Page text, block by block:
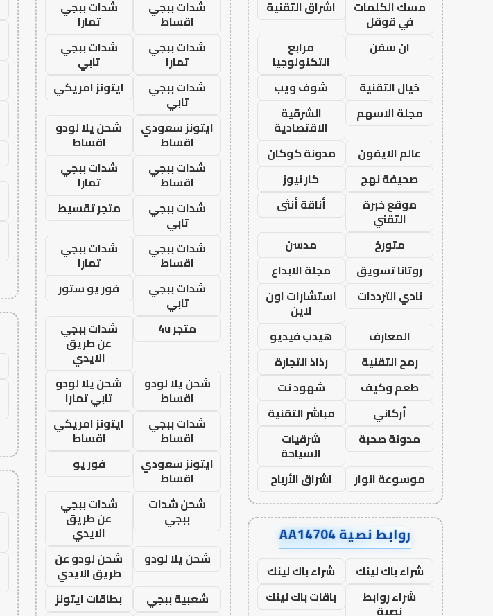
مسك الكلمات
في قوقل
اشراق التقنية
ان سفن
مرابع
التكنولوجيا
خيال التقنية
شوف ويب
مجلة الاسهم
الشرقية
الاقتصادية
عالم الايفون
مدونة كوكان
صحيفة نهج
كار نيوز
موقع خبرة
التقني
أناقة أنثى
متورخ
مدسن
روتانا تسويق
مجلة الابداع
نادي الترددات
استشارات اون
لاين
المعارف
هيدب فيديو
رمح التقنية
رذاذ التجارة
طعم وكيف
شهود نت
أركاني
مباشر التقنية
مدونة صحبة
شرقيات
السياحة
موسوعة انوار
اشراق الأرباح
روابط نصية AA14704
شراء باك لينك
شراء باك لينك
شراء روابط
نصية
باقات باك لينك
شدات ببجي
اقساط
شدات ببجي
تمارا
شدات ببجي
تمارا
شدات ببجي
تابي
شدات ببجي
تابي
ايتونز امريكي
ايتونز سعودي
اقساط
شحن يلا لودو
اقساط
شدات ببجي
اقساط
شدات ببجي
تمارا
شدات ببجي
تابي
متجر تقسيط
شدات ببجي
اقساط
شدات ببجي
تمارا
شدات ببجي
تابي
فور يو ستور
متجر 4u
شدات ببجي
عن طريق
الايدي
شحن يلا لودو
اقساط
شحن يلا لودو
تابي تمارا
شدات ببجي
اقساط
ايتونز امريكي
اقساط
ايتونز سعودي
اقساط
فور يو
شحن شدات
ببجي
شدات ببجي
عن طريق
الايدي
شحن يلا لودو
شحن لودو عن
طريق الايدي
شعبية ببجي
بطاقات ايتونز